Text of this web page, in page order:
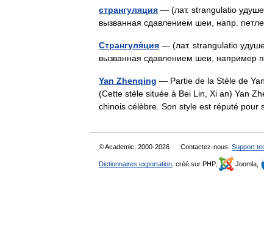
странгуляция — (лат. strangulatio
вызванная сдавлением шеи, напр.
Странгуля́ция — (лат. strangulatio
вызванная сдавлением шеи, например
Yan Zhenqing — Partie de la Stèle de
(Cette stèle située à Bei Lin, Xi an) Yan
chinois célèbre. Son style est réputé
© Academic, 2000-2026 Contactez-nous: Support
Dictionnaires exportation , créé sur PHP, Joomla,